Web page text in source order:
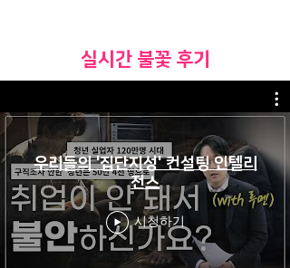
​실시간 불꽃 후기
우리들의 '집단지성' 컨설팅 인텔리
전스
시청하기